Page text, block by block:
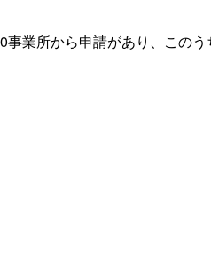
業所から申請があり、このう